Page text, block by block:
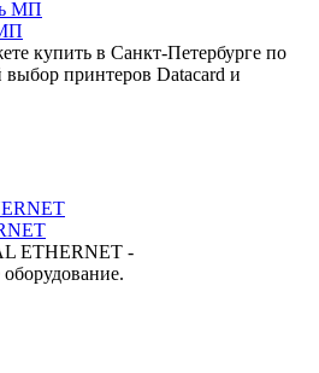
купить в Санкт-Петербурге по
принтеров Datacard и
ETHERNET -